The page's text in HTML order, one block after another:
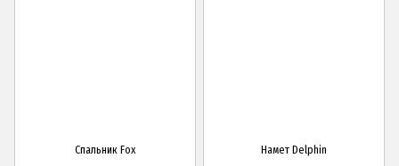
Спальник Fox Намет Delphin